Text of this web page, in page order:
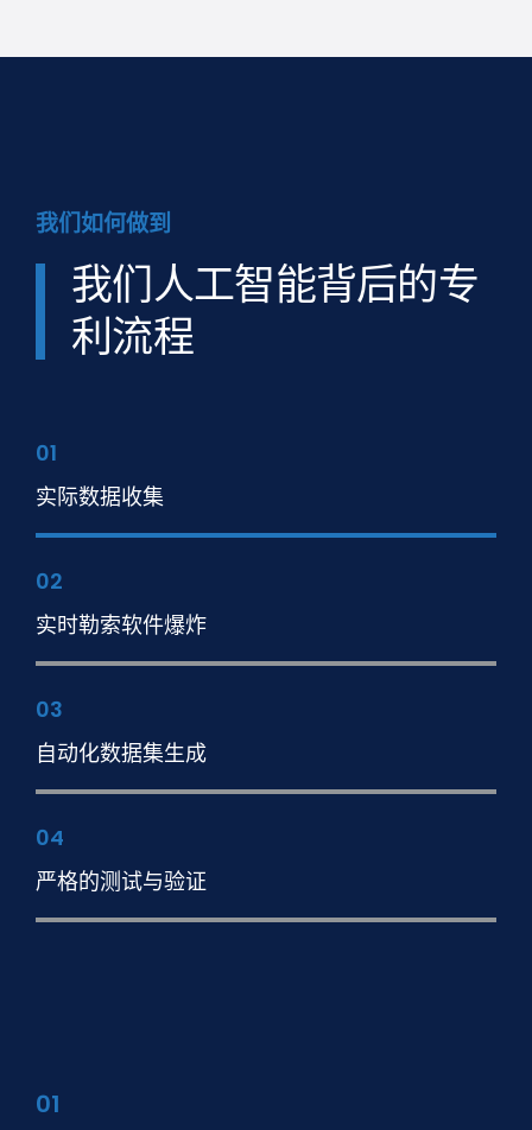
我们如何做到
我们人工智能背后的专
利流程
01
实际数据收集
02
实时勒索软件爆炸
03
自动化数据集生成
04
严格的测试与验证
01